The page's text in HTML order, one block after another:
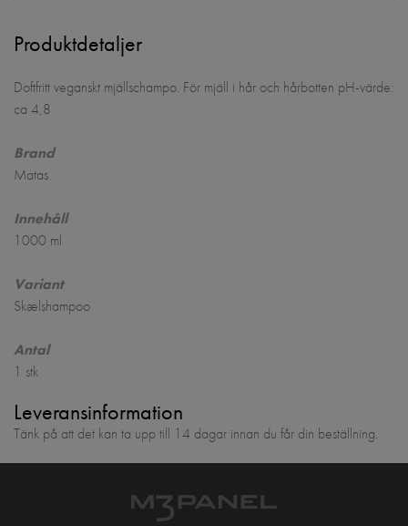
Produktdetaljer
Doftfritt veganskt mjällschampo. För mjäll i hår och hårbotten pH-värde:
ca 4,8
Brand
Matas
Innehåll
1000 ml
Variant
Skælshampoo
Antal
1 stk
Leveransinformation
Tänk på att det kan ta upp till 14 dagar innan du får din beställning.